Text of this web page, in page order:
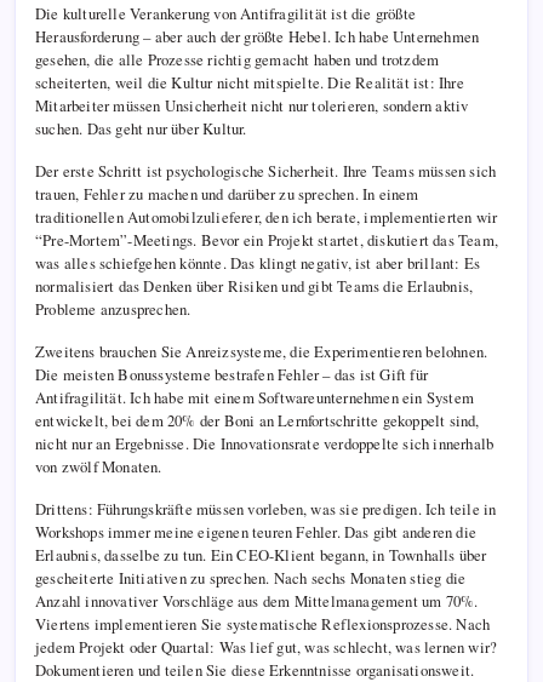
Die kulturelle Verankerung von Antifragilität ist die größte
Herausforderung – aber auch der größte Hebel. Ich habe Unternehmen
gesehen, die alle Prozesse richtig gemacht haben und trotzdem
scheiterten, weil die Kultur nicht mitspielte. Die Realität ist: Ihre
Mitarbeiter müssen Unsicherheit nicht nur tolerieren, sondern aktiv
suchen. Das geht nur über Kultur.
Der erste Schritt ist psychologische Sicherheit. Ihre Teams müssen sich
trauen, Fehler zu machen und darüber zu sprechen. In einem
traditionellen Automobilzulieferer, den ich berate, implementierten wir
“Pre-Mortem”-Meetings. Bevor ein Projekt startet, diskutiert das Team,
was alles schiefgehen könnte. Das klingt negativ, ist aber brillant: Es
normalisiert das Denken über Risiken und gibt Teams die Erlaubnis,
Probleme anzusprechen.
Zweitens brauchen Sie Anreizsysteme, die Experimentieren belohnen.
Die meisten Bonussysteme bestrafen Fehler – das ist Gift für
Antifragilität. Ich habe mit einem Softwareunternehmen ein System
entwickelt, bei dem 20% der Boni an Lernfortschritte gekoppelt sind,
nicht nur an Ergebnisse. Die Innovationsrate verdoppelte sich innerhalb
von zwölf Monaten.
Drittens: Führungskräfte müssen vorleben, was sie predigen. Ich teile in
Workshops immer meine eigenen teuren Fehler. Das gibt anderen die
Erlaubnis, dasselbe zu tun. Ein CEO-Klient begann, in Townhalls über
gescheiterte Initiativen zu sprechen. Nach sechs Monaten stieg die
Anzahl innovativer Vorschläge aus dem Mittelmanagement um 70%.
Viertens implementieren Sie systematische Reflexionsprozesse. Nach
jedem Projekt oder Quartal: Was lief gut, was schlecht, was lernen wir?
Dokumentieren und teilen Sie diese Erkenntnisse organisationsweit.